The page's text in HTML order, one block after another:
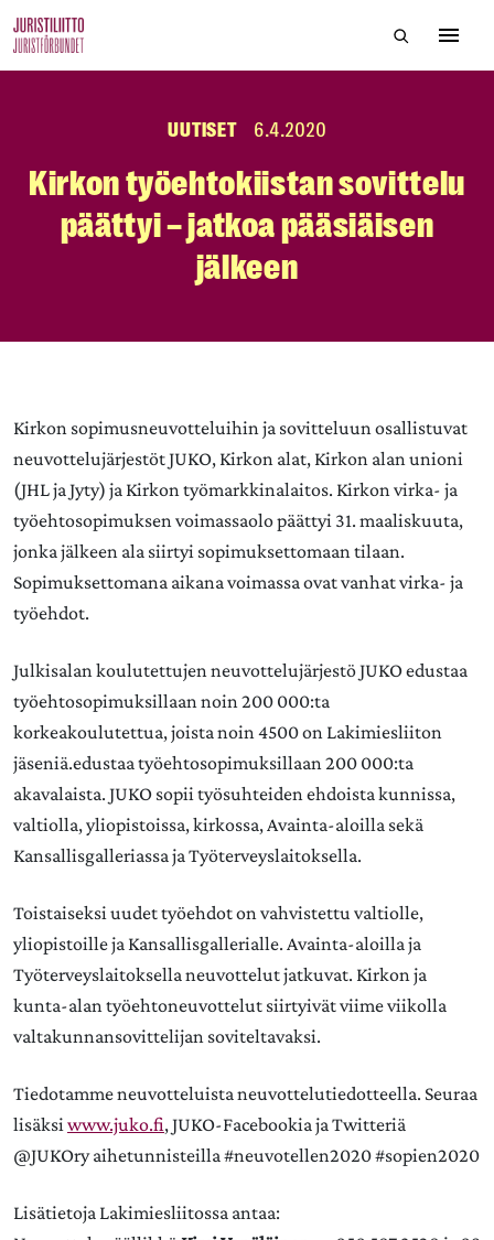
to
Hae
UUTISET 6.4.2020
Kirkon työehtokiistan sovittelu
päättyi – jatkoa pääsiäisen
jälkeen
Kirkon sopimusneuvotteluihin ja sovitteluun osallistuvat
neuvottelujärjestöt JUKO, Kirkon alat, Kirkon alan unioni
(JHL ja Jyty) ja Kirkon työmarkkinalaitos. Kirkon virka- ja
työehtosopimuksen voimassaolo päättyi 31. maaliskuuta,
jonka jälkeen ala siirtyi sopimuksettomaan tilaan.
Sopimuksettomana aikana voimassa ovat vanhat virka- ja
työehdot.
Julkisalan koulutettujen neuvottelujärjestö JUKO edustaa
työehtosopimuksillaan noin 200 000:ta
korkeakoulutettua, joista noin 4500 on Lakimiesliiton
jäseniä.edustaa työehtosopimuksillaan 200 000:ta
akavalaista. JUKO sopii työsuhteiden ehdoista kunnissa,
valtiolla, yliopistoissa, kirkossa, Avainta-aloilla sekä
Kansallisgalleriassa ja Työterveyslaitoksella.
Toistaiseksi uudet työehdot on vahvistettu valtiolle,
yliopistoille ja Kansallisgallerialle. Avainta-aloilla ja
Työterveyslaitoksella neuvottelut jatkuvat. Kirkon ja
kunta-alan työehtoneuvottelut siirtyivät viime viikolla
valtakunnansovittelijan soviteltavaksi.
Tiedotamme neuvotteluista neuvottelutiedotteella. Seuraa
lisäksiwww.juko.fi, JUKO-Facebookia ja Twitteriä
@JUKOry aihetunnisteilla #neuvotellen2020 #sopien2020
Lisätietoja Lakimiesliitossa antaa: